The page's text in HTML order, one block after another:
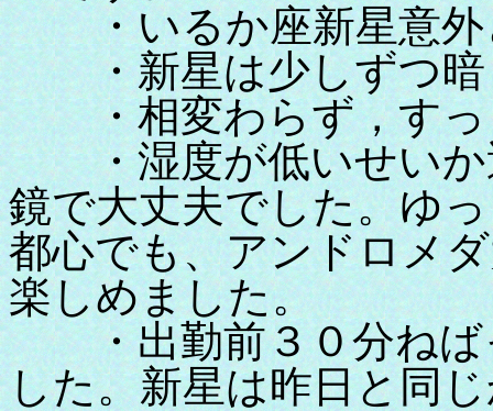
・いるか座新星意外
・新星は少しずつ暗
・相変わらず，すっ
・湿度が低いせいか
鏡で大丈夫でした。ゆ
都心でも、アンドロメ
楽しめました。
・出勤前３０分ねば
した。新星は昨日と同